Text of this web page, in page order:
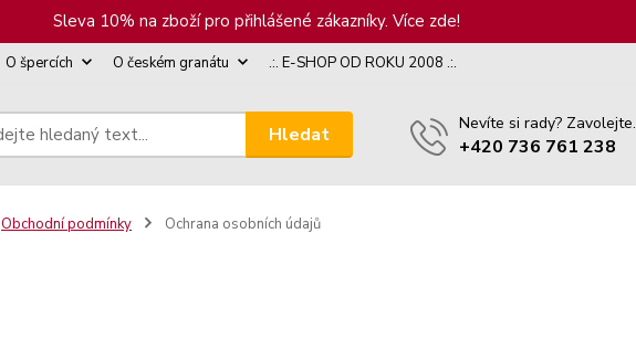
Sleva 10% na zboží pro přihlášené zákazníky. Více zde!
O špercích O českém granátu .:. E-SHOP OD ROKU 2008 .:.
Hledat Nevíte si rady? Zavolejte.
+420 736 761 238
Obchodní podmínky Ochrana osobních údajů